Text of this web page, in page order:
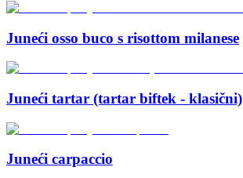
Juneći osso buco s risottom milanese
Juneći tartar (tartar biftek - klasični)
Juneći carpaccio